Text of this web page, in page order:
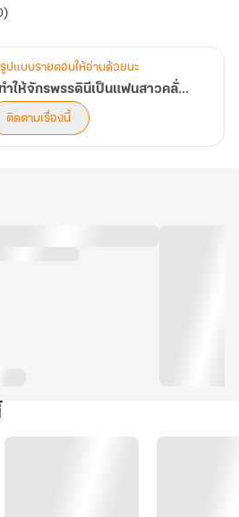
รูปแบบรายตอนให้อ่านด้วยนะ
ระบบฝึกฝนขั้นเทพ ดันทำให้จักรพรรดินีเป็นแฟนสาวคลั่งรักซะงั้น
ติดตามเรื่องนี้